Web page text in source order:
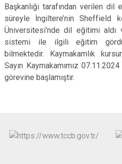
Başkanlığı tarafından verilen
süreyle İngiltere’nin Sheffield
Üniversitesi'nde dil eğitimi aldı
sistemi ile ilgili eğitim
bilmektedir. Kaymakamlık
Sayın Kaymakamımız
görevine başlamıştır.